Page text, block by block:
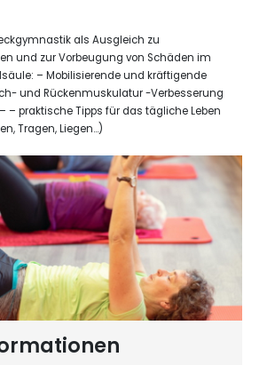
als Ausgleich zu
und zur Vorbeugung von Schäden im
– Mobilisierende und kräftigende
und Rückenmuskulatur -Verbesserung
– praktische Tipps für das tägliche Leben
Tragen, Liegen…)